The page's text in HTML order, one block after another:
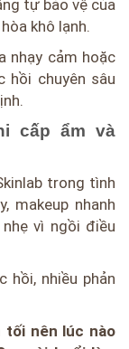
tự bảo vệ của
khô lạnh.
nhạy cảm hoặc
hồi chuyên sâu
cấp ẩm và
trong tình
makeup nhanh
vì ngồi điều
hồi, nhiều phản
tối nên lúc nào